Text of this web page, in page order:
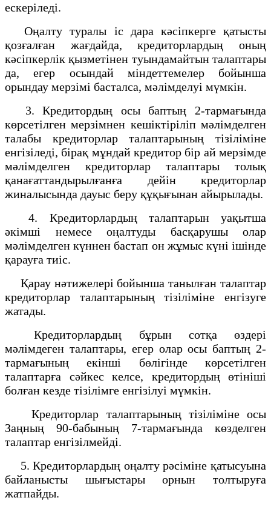
ескеріледі.
Оңалту туралы іс дара кәсіпкерге қатысты
қозғалған жағдайда, кредиторлардың оның
кәсіпкерлік қызметінен туындамайтын талаптары
да, егер осындай міндеттемелер бойынша
орындау мерзімі басталса, мәлімделуі мүмкін.
3. Кредитордың осы баптың 2-тармағында
көрсетілген мерзімнен кешіктіріліп мәлімделген
талабы кредиторлар талаптарының тізіліміне
енгізіледі, бірақ мұндай кредитор бір ай мерзімде
мәлімделген кредиторлар талаптары толық
қанағаттандырылғанға дейін кредиторлар
жиналысында дауыс беру құқығынан айырылады.
4. Кредиторлардың талаптарын уақытша
әкімші немесе оңалтуды басқарушы олар
мәлімделген күннен бастап он жұмыс күні ішінде
қарауға тиіс.
Қарау нәтижелері бойынша танылған талаптар
кредиторлар талаптарының тізіліміне енгізуге
жатады.
Кредиторлардың бұрын сотқа өздері
мәлiмдеген талаптары, егер олар осы баптың 2-
тармағының екінші бөлігінде көрсетілген
талаптарға сәйкес келсе, кредитордың өтініші
болған кезде тiзiлiмге енгiзiлуi мүмкiн.
Кредиторлар талаптарының тізіліміне осы
Заңның 90-бабының 7-тармағында көзделген
талаптар енгізілмейді.
5. Кредиторлардың оңалту рәсiміне қатысуына
байланысты шығыстары орнын толтыруға
жатпайды.